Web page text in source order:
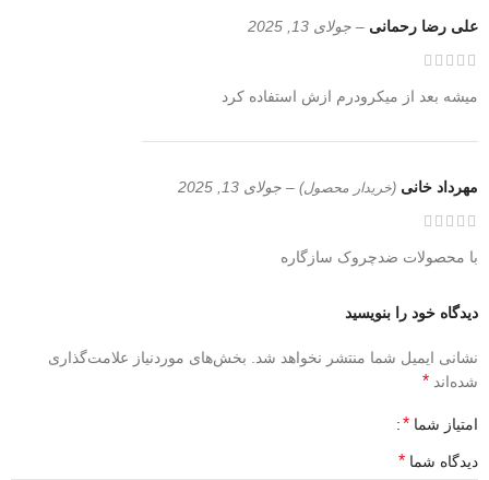
علی رضا رحمانی – جولای 13, 2025
میشه بعد از میکرودرم ازش استفاده کرد
مهرداد خانی (خریدار محصول) – جولای 13, 2025
با محصولات ضدچروک سازگاره
دیدگاه خود را بنویسید
نشانی ایمیل شما منتشر نخواهد شد.
بخش‌های موردنیاز علامت‌گذاری
شده‌اند *
امتیاز شما *
دیدگاه شما *